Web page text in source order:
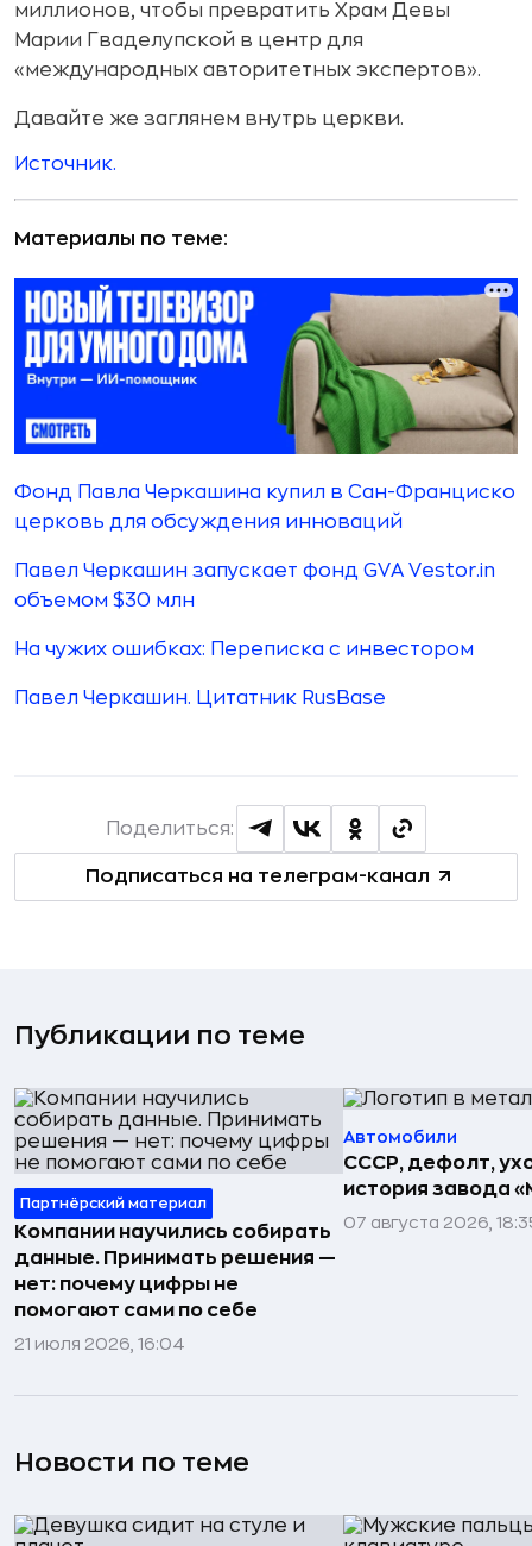
миллионов, чтобы превратить Храм Девы
Марии Гваделупской в центр для
«международных авторитетных экспертов».
Давайте же заглянем внутрь церкви.
Источник.
Материалы по теме:
Фонд Павла Черкашина купил в Сан-Франциско
церковь для обсуждения инноваций
Павел Черкашин запускает фонд GVA Vestor.in
объемом $30 млн
На чужих ошибках: Переписка с инвестором
Павел Черкашин. Цитатник RusBase
Подписаться на телеграм-канал
Поделиться:
Публикации по теме
Партнёрский материал
Компании научились собирать
данные. Принимать решения —
нет: почему цифры не
помогают сами по себе
21 июля 2026, 16:04
Автомобили
СССР, дефолт,
история завода
07 августа 2026,
Новости по теме